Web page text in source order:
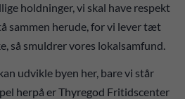
holdninger, vi skal have respekt
sammen herude, for vi lever tæt
så smuldrer vores lokalsamfund.
udvikle byen her, bare vi står
herpå er Thyregod Fritidscenter